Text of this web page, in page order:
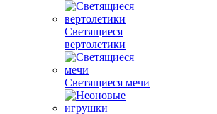
Светящиеся
вертолетики
Светящиеся мечи